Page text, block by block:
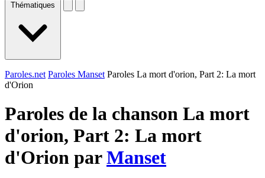
Thématiques
Paroles.net Paroles Manset Paroles La mort d'orion, Part 2: La mort
d'Orion
Paroles de la chanson La mort
d'orion, Part 2: La mort
d'Orion parManset